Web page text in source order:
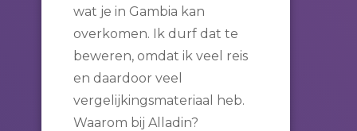
wat je in Gambia kan
overkomen. Ik durf dat te
beweren, omdat ik veel reis
en daardoor veel
vergelijkingsmateriaal heb.
Waarom bij Alladin?